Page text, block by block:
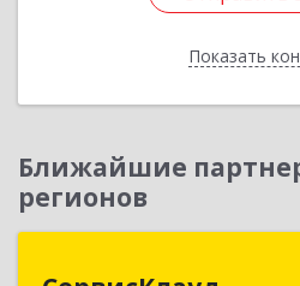
ПоказатьНазад
Ближайшие
регионов